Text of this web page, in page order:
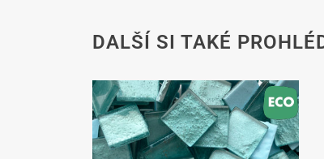
DALŠÍ SI TAKÉ